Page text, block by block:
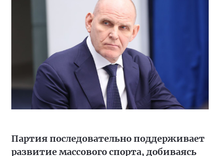
Партия последовательно поддерживает
развитие массового спорта, добиваясь